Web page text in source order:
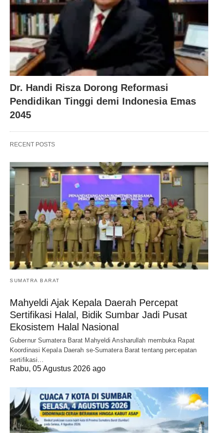
Dr. Handi Risza Dorong Reformasi
Pendidikan Tinggi demi Indonesia Emas
2045
RECENT POSTS
SUMATRA BARAT
Mahyeldi Ajak Kepala Daerah Percepat
Sertifikasi Halal, Bidik Sumbar Jadi Pusat
Ekosistem Halal Nasional
Gubernur Sumatera Barat Mahyeldi Ansharullah membuka Rapat
Koordinasi Kepala Daerah se-Sumatera Barat tentang percepatan
sertifikasi…
Rabu, 05 Agustus 2026 ago